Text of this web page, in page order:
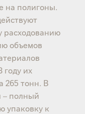
на полигоны.
расходованию
объемов
году их
265 тонн. В
– полный
упаковку к